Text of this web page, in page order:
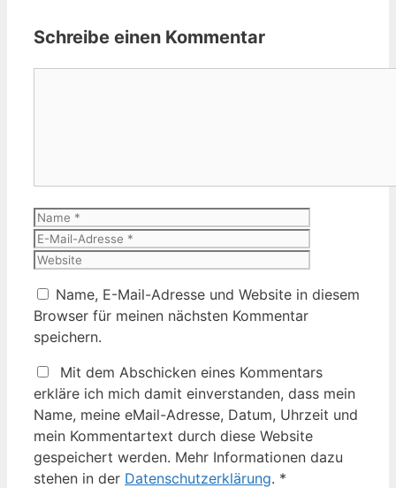
Schreibe einen Kommentar
Name
Name, E-Mail-Adresse und Website in diesem
Browser für meinen nächsten Kommentar
speichern.
Mit dem Abschicken eines Kommentars
erkläre ich mich damit einverstanden, dass mein
Name, meine eMail-Adresse, Datum, Uhrzeit und
mein Kommentartext durch diese Website
gespeichert werden. Mehr Informationen dazu
stehen in der Datenschutzerklärung. *